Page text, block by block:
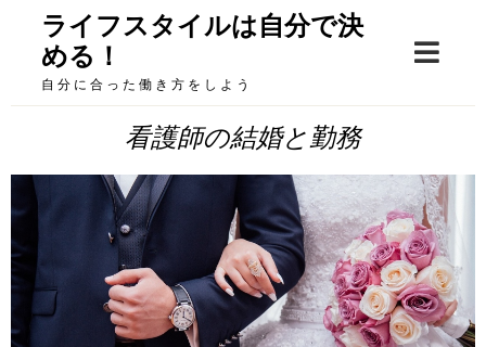
content
ライフスタイルは自分で決
める！
自分に合った働き方をしよう
看護師の結婚と勤務